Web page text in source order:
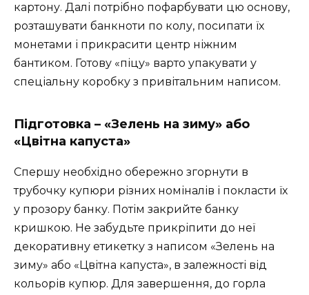
картону. Далі потрібно пофарбувати цю основу,
розташувати банкноти по колу, посипати їх
монетами і прикрасити центр ніжним
бантиком. Готову «піцу» варто упакувати у
спеціальну коробку з привітальним написом.
Підготовка – «Зелень на зиму» або
«Цвітна капуста»
Спершу необхідно обережно згорнути в
трубочку купюри різних номіналів і покласти їх
у прозору банку. Потім закрийте банку
кришкою. Не забудьте прикріпити до неї
декоративну етикетку з написом «Зелень на
зиму» або «Цвітна капуста», в залежності від
кольорів купюр. Для завершення, до горла